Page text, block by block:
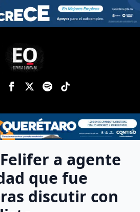
a agente
que fue
discutir con